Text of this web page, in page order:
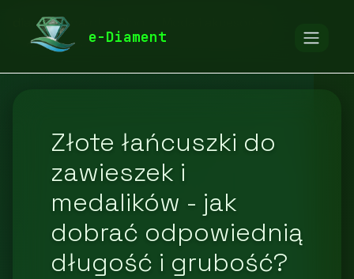
e-Diament
diamentspa.pl
Złote łańcuszki do
zawieszek i
medalików - jak
dobrać odpowiednią
długość i grubość?